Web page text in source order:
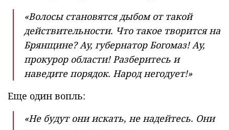
«Волосы становятся дыбом от такой
действительности. Что такое творится на
Брянщине? Ау, губернатор Богомаз! Ау,
прокурор области! Разберитесь и
наведите порядок. Народ негодует!»
Еще один вопль:
«Не будут они искать, не надейтесь. Они